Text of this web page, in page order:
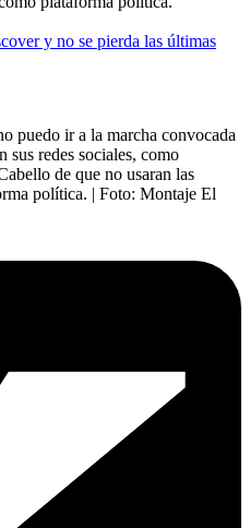
y no se pierda las últimas
puedo ir a la marcha convocada
sus redes sociales, como
de que no usaran las
política. | Foto: Montaje El